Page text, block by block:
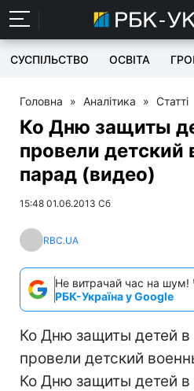
СУСПІЛЬСТВО ОСВІТА
Головна » Аналітика » Статті
Ко Дню защиты
провели детский
парад (видео)
15:48 01.06.2013 Сб
RBC.UA
Не витрачай час на шум!
РБК-Україна у Google
Ко Дню защиты детей
провели детский
Ко Дню защиты детей